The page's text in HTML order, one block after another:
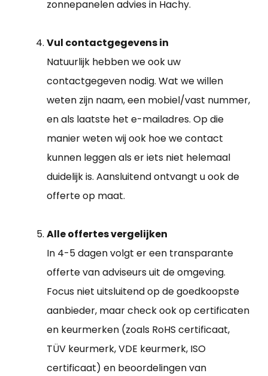
zonnepanelen advies in Hachy.
Vul contactgegevens in
Natuurlijk hebben we ook uw
contactgegeven nodig. Wat we willen
weten zijn naam, een mobiel/vast nummer,
en als laatste het e-mailadres. Op die
manier weten wij ook hoe we contact
kunnen leggen als er iets niet helemaal
duidelijk is. Aansluitend ontvangt u ook de
offerte op maat.
Alle offertes vergelijken
In 4-5 dagen volgt er een transparante
offerte van adviseurs uit de omgeving.
Focus niet uitsluitend op de goedkoopste
aanbieder, maar check ook op certificaten
en keurmerken (zoals RoHS certificaat,
TÜV keurmerk, VDE keurmerk, ISO
certificaat) en beoordelingen van